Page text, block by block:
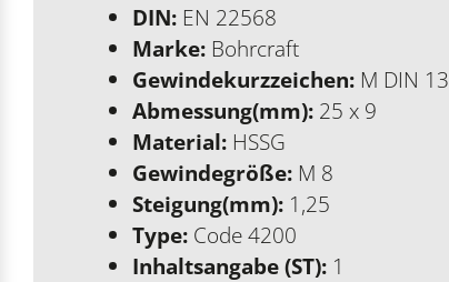
DIN: EN 22568
Marke: Bohrcraft
Gewindekurzzeichen: M DIN 13
Abmessung(mm): 25 x 9
Material: HSSG
Gewindegröße: M 8
Steigung(mm): 1,25
Type: Code 4200
Inhaltsangabe (ST): 1